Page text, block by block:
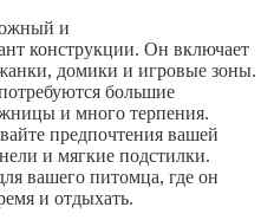
и
конструкции. Он включает
домики и игровые зоны.
большие
и много терпения.
предпочтения вашей
и мягкие подстилки.
вашего питомца, где он
и отдыхать.